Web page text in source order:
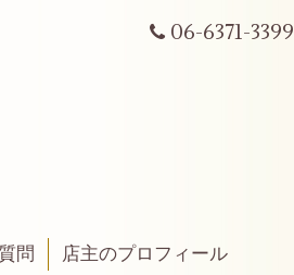
06-6371-3399
問
店主のプロフィール